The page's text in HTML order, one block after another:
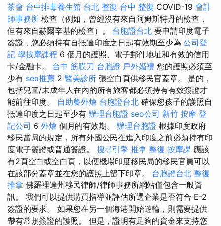
茶會 台中排毒養生館 台北 整復 台中 整復 COVID-19 會計
師事務所 檢查（例如，曾經沒有來自阿姆斯特丹的檢查，
但有來自赫爾辛基的檢查）。 台胞證台北 要申請印度電子
簽證，您必須持有自抵達印度之日起有效期至少為 公司登
記 學按摩課程 6 個月的護照、電子郵件地址和有效的信用
卡/金融卡。 台中 筋膜刀 台胞證 戶外婚禮 您的護照必須至
少有 seo推薦 2 醫美診所 張空白頁供移民官蓋章。 是的，
包括兒童/未成年人在內的所有旅客都必須持有有效簽證才
能前往印度。 自助餐外燴 台胞證台北 確保您孩子的護照自
抵達印度之日起至少有 辦理台胞證 seo公司 新竹 按摩 登
記公司 6 外燴 個月的有效期。 辦理台胞證 根據印度政府
移民當局的規定，所有外國公民在進入印度之前必須持有印
度電子簽證或普通簽證。 搜尋引擎 推拿 整復 按摩課 應該
有2頁空白或空白頁，以便機場印度移民局的移民官員可以
在該部分蓋章並在您的護照上留下印章。 台胞證台北 整復
推拿 佛羅裡達州移民律師/律師事務所網站僅包含一般資
訊。 我們可以提供購買指導並評估所選企業是否符合 E-2
簽證的要求。 如果您在另一個海港開始遊輪，則需要提供
帶有常規簽證的護照。 但是，證明有足夠的資金來支持您